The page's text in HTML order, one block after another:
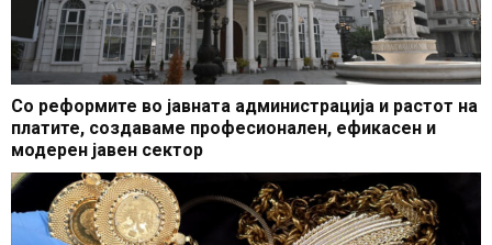
Со реформите во јавната администрација и растот на
платите, создаваме професионален, ефикасен и
модерен јавен сектор